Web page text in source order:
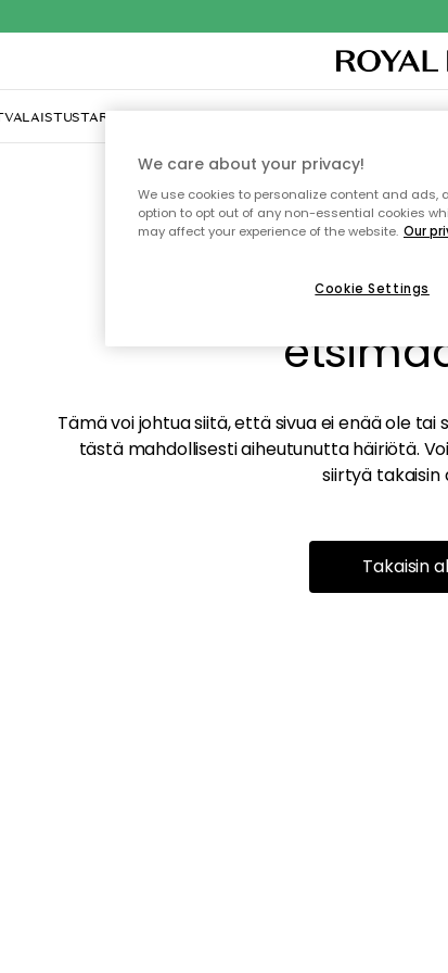
VALAISTUSTARJOILU JA KATTAUSSISUSTUSTEKSTIILIT & MATOT
Emme
Tämä voi johtua siitä, että sivua ei enää ole
tästä mahdollisesti aiheutunutta häiriötä.
siirtyä takaisin
Takaisin
We care about your privacy!
We use cookies to personalize content and
option to opt out of any non-essential cookies
may affect your experience of the website. Our
Cookie Settings